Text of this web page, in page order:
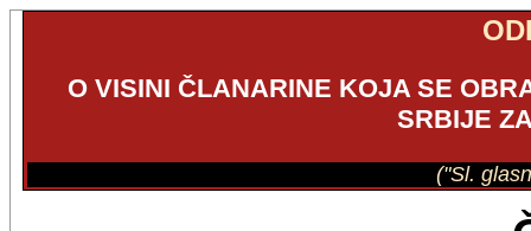
O VISINI ČLANARINE KOJA SE
SRBIJE
("Sl.